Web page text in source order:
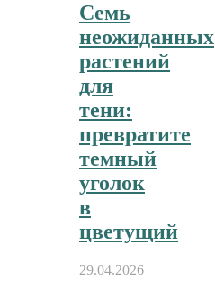
Семь
неожиданных
растений
для
тени:
превратите
темный
уголок
в
цветущий
29.04.2026